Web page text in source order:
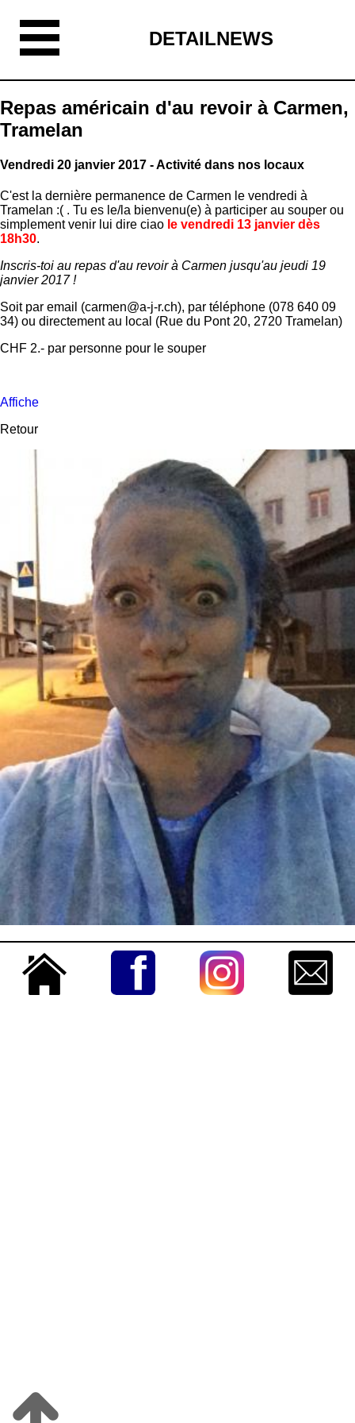
DETAILNEWS
Repas américain d'au revoir à Carmen,
Tramelan
Vendredi 20 janvier 2017 - Activité dans nos locaux
C'est la dernière permanence de Carmen le vendredi à
Tramelan :( . Tu es le/la bienvenu(e) à participer au souper ou
simplement venir lui dire ciao e vendredi 13 janvier dès
18h30.
Inscris-toi au repas d'au revoir à Carmen jusqu'au jeudi 19
janvier 2017 !
Soit par email (carmen@a-j-r.ch), par téléphone (078 640 09
34) ou directement au local (Rue du Pont 20, 2720 Tramelan)
CHF 2.- par personne pour le souper
Affiche
Retour